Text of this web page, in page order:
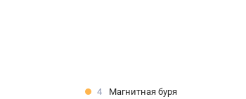
4
Магнитная буря